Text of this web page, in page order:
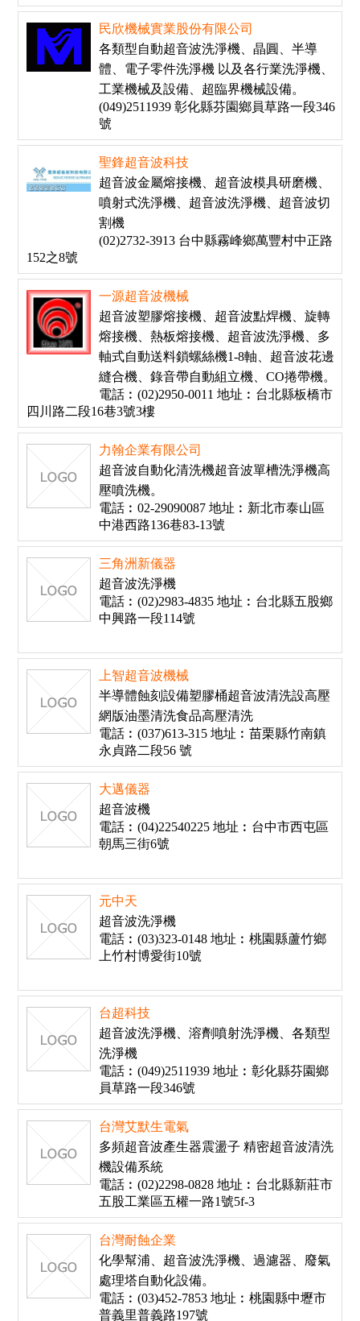
民欣機械實業股份有限公司
各類型自動超音波洗淨機、晶圓、半導
體、電子零件洗淨機 以及各行業洗淨機、
工業機械及設備、超臨界機械設備。
(049)2511939 彰化縣芬園鄉員草路一段346
號
聖鋒超音波科技
超音波金屬熔接機、超音波模具研磨機、
噴射式洗淨機、超音波洗淨機、超音波切
割機
(02)2732-3913 台中縣霧峰鄉萬豐村中正路
152之8號
一源超音波機械
超音波塑膠熔接機、超音波點焊機、旋轉
熔接機、熱板熔接機、超音波洗淨機、多
軸式自動送料鎖螺絲機1-8軸、超音波花邊
縫合機、錄音帶自動組立機、CO捲帶機。
電話︰(02)2950-0011 地址︰台北縣板橋市
四川路二段16巷3號3樓
力翰企業有限公司
超音波自動化清洗機超音波單槽洗淨機高
壓噴洗機。
電話︰02-29090087 地址︰新北市泰山區
中港西路136巷83-13號
三角洲新儀器
超音波洗淨機
電話︰(02)2983-4835 地址︰台北縣五股鄉
中興路一段114號
上智超音波機械
半導體蝕刻設備塑膠桶超音波清洗設高壓
網版油墨清洗食品高壓清洗
電話︰(037)613-315 地址︰苗栗縣竹南鎮
永貞路二段56 號
大邁儀器
超音波機
電話︰(04)22540225 地址︰台中市西屯區
朝馬三街6號
元中天
超音波洗淨機
電話︰(03)323-0148 地址︰桃園縣蘆竹鄉
上竹村博愛街10號
台超科技
超音波洗淨機、溶劑噴射洗淨機、各類型
洗淨機
電話︰(049)2511939 地址︰彰化縣芬園鄉
員草路一段346號
台灣艾默生電氣
多頻超音波產生器震盪子 精密超音波清洗
機設備系統
電話︰(02)2298-0828 地址︰台北縣新莊市
五股工業區五權一路1號5f-3
台灣耐蝕企業
化學幫浦、超音波洗淨機、過濾器、廢氣
處理塔自動化設備。
電話︰(03)452-7853 地址︰桃園縣中壢市
普義里普義路197號